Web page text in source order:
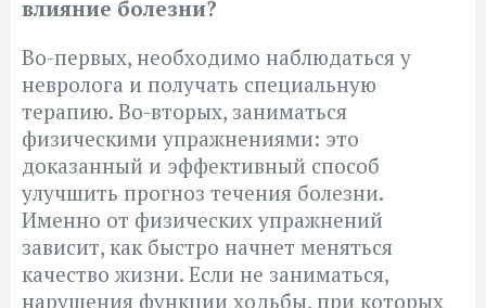
влияние болезни?
Во-первых, необходимо наблюдаться у
невролога и получать специальную
терапию. Во-вторых, заниматься
физическими упражнениями: это
доказанный и эффективный способ
улучшить прогноз течения болезни.
Именно от физических упражнений
зависит, как быстро начнет меняться
качество жизни. Если не заниматься,
нарушения функции ходьбы, при которых